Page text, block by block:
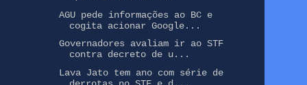
AGU pede informações ao BC e
cogita acionar Google...
Governadores avaliam ir ao STF
contra decreto de u...
Lava Jato tem ano com série de